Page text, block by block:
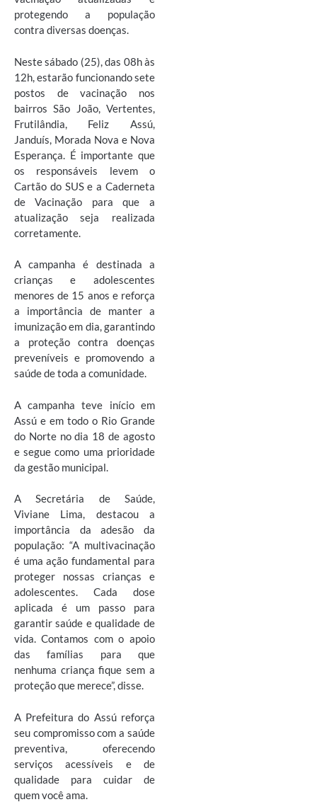
protegendo a população
contra diversas doenças.
Neste sábado (25), das 08hàs
12h, estarão funcionando sete
postos de vacinação nos
bairros São João, Vertentes,
Frutilândia, Feliz Assú,
Janduís, Morada Nova e Nova
Esperança. É importante que
os responsáveis levem o
Cartão do SUS e a Caderneta
de Vacinação para que a
atualização seja realizada
corretamente.
A campanha é destinada a
crianças e adolescentes
menores de 15 anos e reforça
a importância de manter a
imunização em dia, garantindo
a proteção contra doenças
preveníveis e promovendo a
saúde de toda a comunidade.
A campanha teve início em
Assú e em todo o Rio Grande
do Norte no dia 18 de agosto
e segue como uma prioridade
da gestão municipal.
A Secretária de Saúde,
Viviane Lima, destacou a
importância da adesão da
população: “A multivacinação
é uma ação fundamental para
proteger nossas crianças e
adolescentes. Cada dose
aplicada é um passo para
garantir saúde e qualidade de
vida. Contamos com o apoio
das famílias para que
nenhuma criança fique sem a
proteção que merece”, disse.
A Prefeitura do Assú reforça
seu compromisso com a saúde
preventiva, oferecendo
serviços acessíveis e de
qualidade para cuidar de
quem você ama.